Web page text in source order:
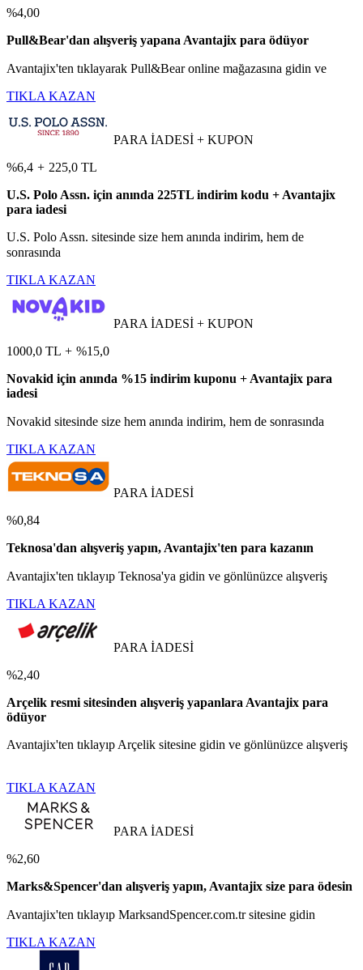
%4,00
Pull&Bear'dan alışveriş yapana Avantajix para ödüyor
Avantajix'ten tıklayarak Pull&Bear online mağazasına gidin ve
TIKLA KAZAN
PARA İADESİ + KUPON
%6,4 + 225,0 TL
U.S. Polo Assn. için anında 225TL indirim kodu + Avantajix
para iadesi
U.S. Polo Assn. sitesinde size hem anında indirim, hem de
sonrasında
TIKLA KAZAN
PARA İADESİ + KUPON
1000,0 TL + %15,0
Novakid için anında %15 indirim kuponu + Avantajix para
iadesi
Novakid sitesinde size hem anında indirim, hem de sonrasında
TIKLA KAZAN
PARA İADESİ
%0,84
Teknosa'dan alışveriş yapın, Avantajix'ten para kazanın
Avantajix'ten tıklayıp Teknosa'ya gidin ve gönlünüzce alışveriş
TIKLA KAZAN
PARA İADESİ
%2,40
Arçelik resmi sitesinden alışveriş yapanlara Avantajix para
ödüyor
Avantajix'ten tıklayıp Arçelik sitesine gidin ve gönlünüzce alışveriş
TIKLA KAZAN
PARA İADESİ
%2,60
Marks&Spencer'dan alışveriş yapın, Avantajix size para ödesin
Avantajix'ten tıklayıp MarksandSpencer.com.tr sitesine gidin
TIKLA KAZAN